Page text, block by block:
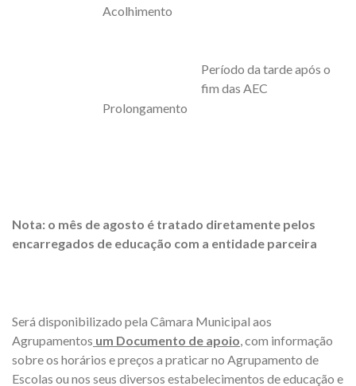
Acolhimento
Prolongamento
Período da tarde após o
fim das AEC
Nota: o mês de agosto é tratado diretamente pelos
encarregados de educação com a entidade parceira
Será disponibilizado pela Câmara Municipal aos
Agrupamentos um Documento de apoio, com informação
sobre os horários e preços a praticar no Agrupamento de
Escolas ou nos seus diversos estabelecimentos de educação e